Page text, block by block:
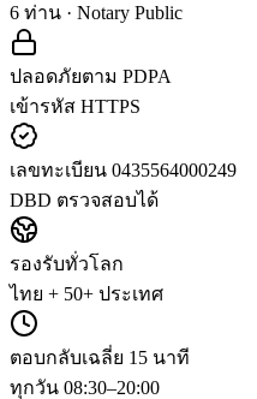
6 ท่าน · Notary Public
ปลอดภัยตาม PDPA
เข้ารหัส HTTPS
เลขทะเบียน 0435564000249
DBD ตรวจสอบได้
รองรับทั่วโลก
ไทย + 50+ ประเทศ
ตอบกลับเฉลี่ย 15 นาที
ทุกวัน 08:30–20:00